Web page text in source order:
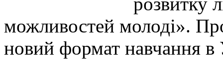
можливостей молоді».
новий формат навчання в